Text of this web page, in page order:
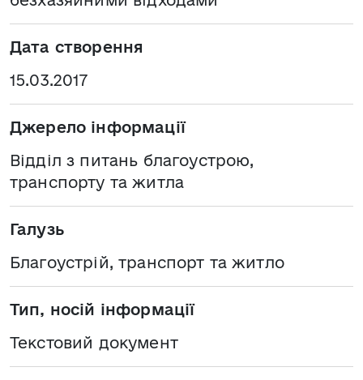
Дата створення
15.03.2017
Джерело інформації
Відділ з питань благоустрою,
транспорту та житла
Галузь
Благоустрій, транспорт та житло
Тип, носій інформації
Текстовий документ